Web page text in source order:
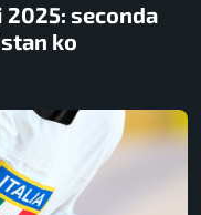
seconda
ko